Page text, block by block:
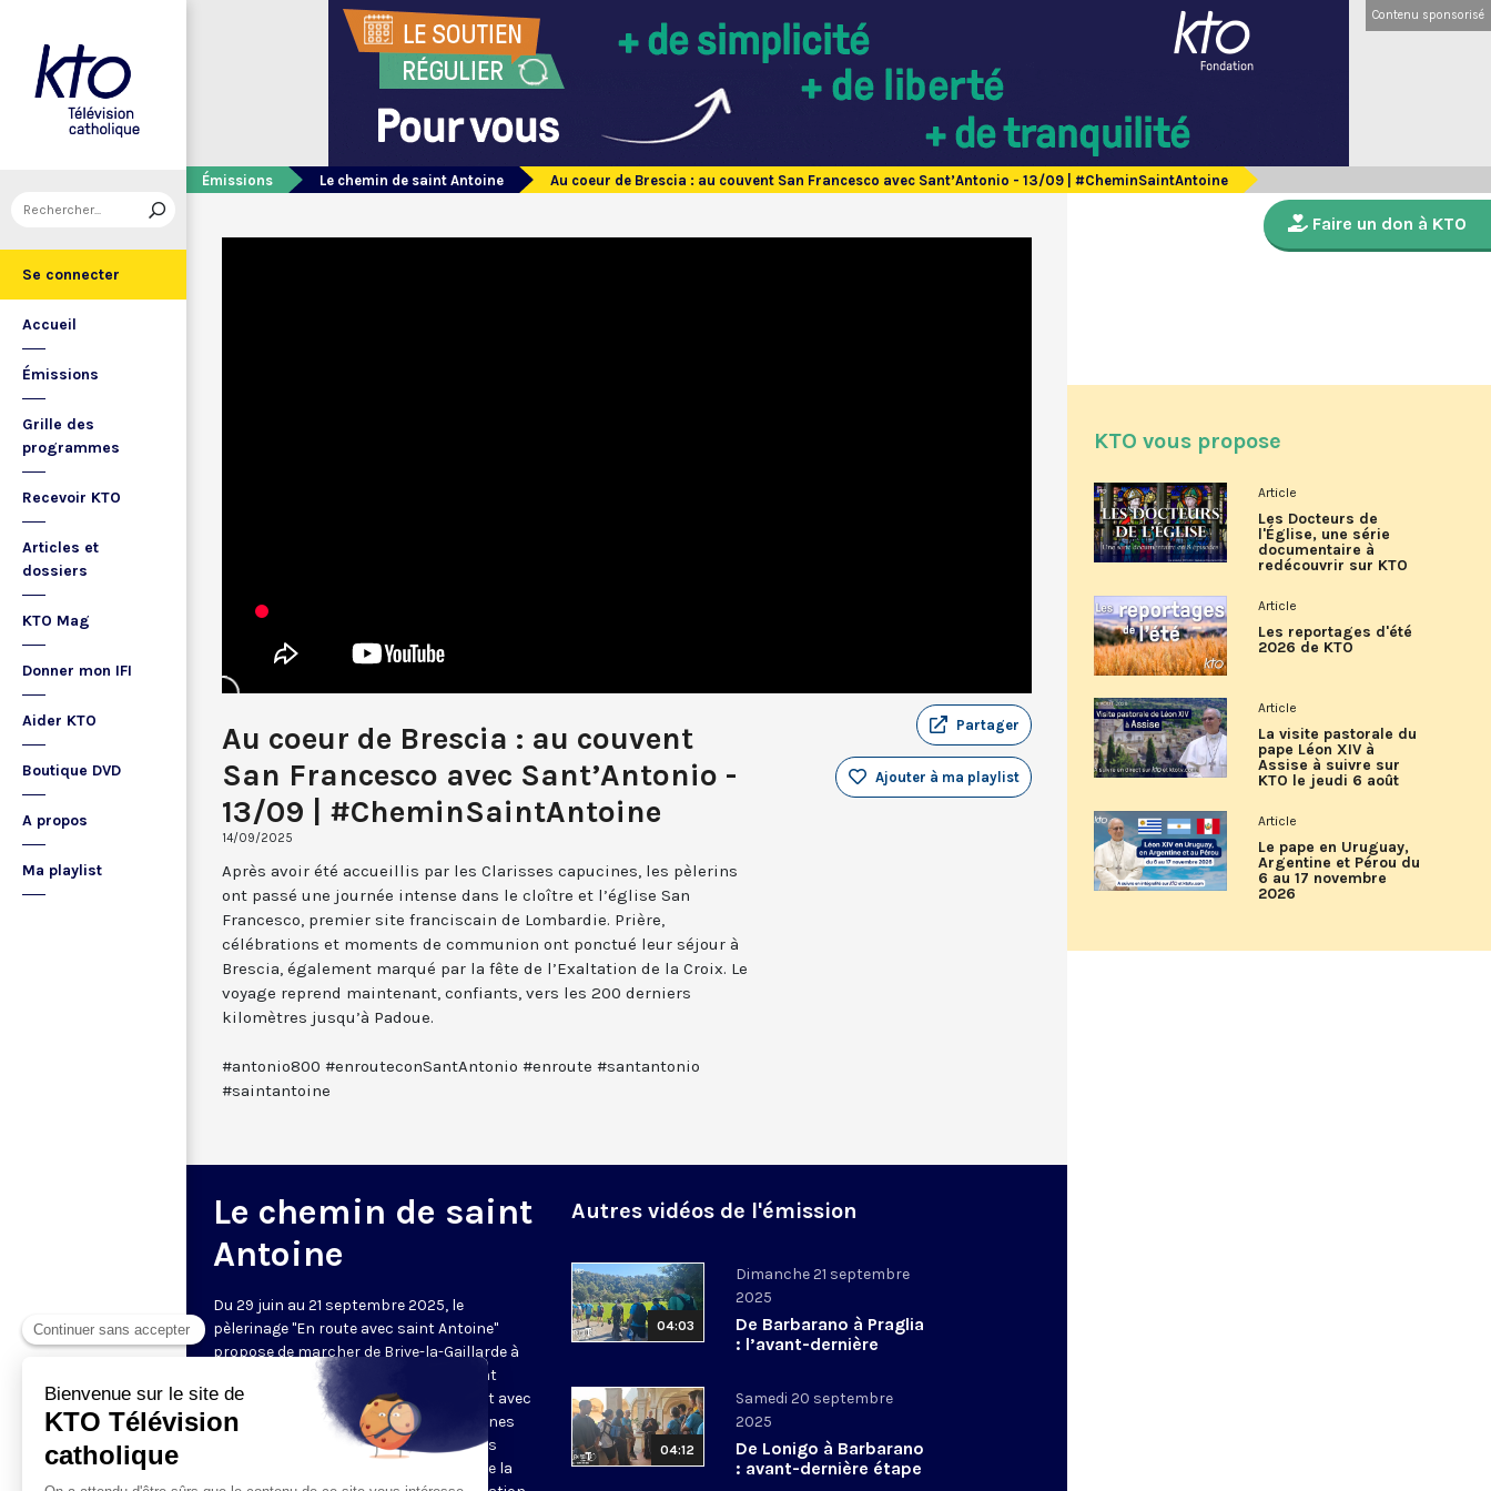
Se connecter
Accueil
Émissions
Grille des
programmes
Recevoir KTO
Articles et
dossiers
KTO Mag
Donner mon IFI
Aider KTO
Boutique DVD
A propos
Ma playlist
Contenu sponsorisé
Émissions Le chemin de saint Antoine Au coeur de Brescia : au couvent San Francesco avec Sant’Antonio - 13/09 | #CheminSaintAntoine
Au coeur de Brescia : au couvent
San Francesco avec Sant’Antonio -
13/09 | #CheminSaintAntoine
14/09/2025
Partager
Ajouter à ma playlist
Après avoir été accueillis par les Clarisses capucines, les pèlerins
ont passé une journée intense dans le cloître et l’église San
Francesco, premier site franciscain de Lombardie. Prière,
célébrations et moments de communion ont ponctué leur séjour à
Brescia, également marqué par la fête de l’Exaltation de la Croix. Le
voyage reprend maintenant, confiants, vers les 200 derniers
kilomètres jusqu’à Padoue.
#antonio800 #enrouteconSantAntonio #enroute #santantonio
#saintantoine
Le chemin de saint
Antoine
Du 29 juin au 21 septembre 2025, le
pèlerinage "En route avec saint Antoine"
propose de marcher de Brive-la-Gaillarde à
Padoue, en Italie, sur les traces de saint
Antoine. KTO s'associe à cet événement avec
des reportages et des vidéos quotidiennes
réalisées en partenariat avec les Frères
mineurs conventuels, organisateurs de la
Autres vidéos de l'émission
04:03
Dimanche 21 septembre
2025
De Barbarano à Praglia
: l’avant-dernière
#CheminSaintAntoine
04:12
Samedi 20 septembre
2025
De Lonigo à Barbarano
: avant-dernière étape
Faire un don à KTO
KTO vous propose
Article
Les Docteurs de
l'Église, une série
documentaire à
redécouvrir sur KTO
Article
Les reportages d'été
2026 de KTO
Article
La visite pastorale du
pape Léon XIV à
Assise à suivre sur
KTO le jeudi 6 août
Article
Le pape en Uruguay,
Argentine et Pérou du
6 au 17 novembre
2026